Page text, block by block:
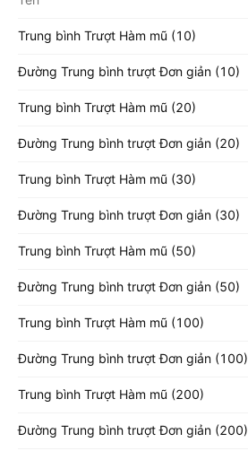
Trung bình Trượt Hàm mũ (10)
Đường Trung bình trượt Đơn giản (10)
Trung bình Trượt Hàm mũ (20)
Đường Trung bình trượt Đơn giản (20)
Trung bình Trượt Hàm mũ (30)
Đường Trung bình trượt Đơn giản (30)
Trung bình Trượt Hàm mũ (50)
Đường Trung bình trượt Đơn giản (50)
Trung bình Trượt Hàm mũ (100)
Đường Trung bình trượt Đơn giản (100)
Trung bình Trượt Hàm mũ (200)
Đường Trung bình trượt Đơn giản (200)